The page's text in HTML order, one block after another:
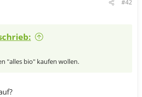
#42
"alles bio" kaufen wollen.